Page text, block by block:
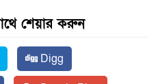
শেয়ার করুন
Digg